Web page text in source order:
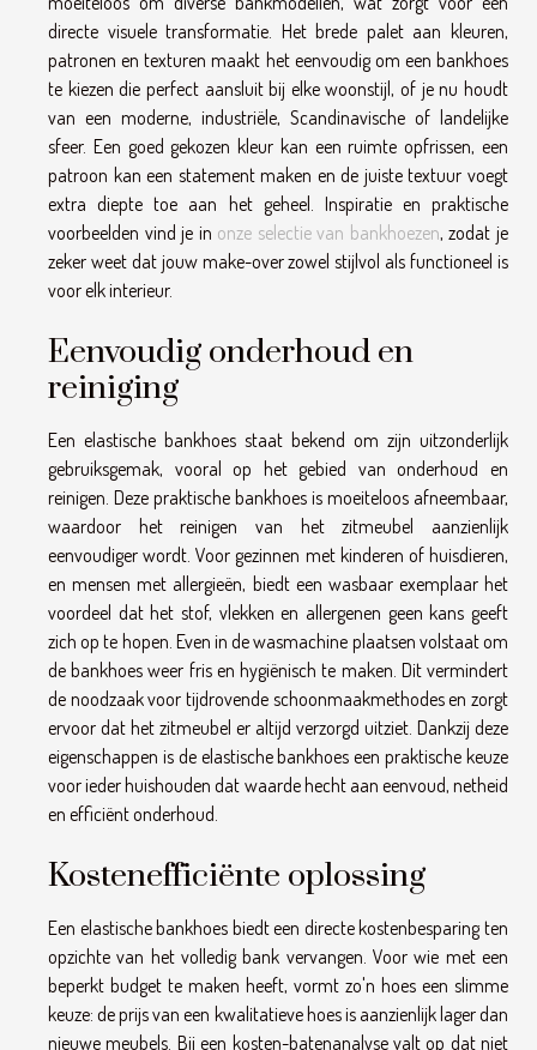
directe visuele transformatie. Het brede palet aan kleuren,
patronen en texturen maakt het eenvoudig om een bankhoes
te kiezen die perfect aansluit bij elke woonstijl, of je nu houdt
van een moderne, industriële, Scandinavische of landelijke
sfeer. Een goed gekozen kleur kan een ruimte opfrissen, een
patroon kan een statement maken en de juiste textuur voegt
extra diepte toe aan het geheel. Inspiratie en praktische
voorbeelden vind je in onze selectie van bankhoezen, zodat je
zeker weet dat jouw make-over zowel stijlvol als functioneel is
voor elk interieur.
Eenvoudig onderhoud en
reiniging
Een elastische bankhoes staat bekend om zijn uitzonderlijk
gebruiksgemak, vooral op het gebied van onderhoud en
reinigen. Deze praktische bankhoes is moeiteloos afneembaar,
waardoor het reinigen van het zitmeubel aanzienlijk
eenvoudiger wordt. Voor gezinnen met kinderen of huisdieren,
en mensen met allergieën, biedt een wasbaar exemplaar het
voordeel dat het stof, vlekken en allergenen geen kans geeft
zich op te hopen. Even in de wasmachine plaatsen volstaat om
de bankhoes weer fris en hygiënisch te maken. Dit vermindert
de noodzaak voor tijdrovende schoonmaakmethodes en zorgt
ervoor dat het zitmeubel er altijd verzorgd uitziet. Dankzij deze
eigenschappen is de elastische bankhoes een praktische keuze
voor ieder huishouden dat waarde hecht aan eenvoud, netheid
en efficiënt onderhoud.
Kostenefficiënte oplossing
Een elastische bankhoes biedt een directe kostenbesparing ten
opzichte van het volledig bank vervangen. Voor wie met een
beperkt budget te maken heeft, vormt zo'n hoes een slimme
keuze: de prijs van een kwalitatieve hoes is aanzienlijk lager dan
nieuwe meubels. Bij een kosten-batenanalyse valt op dat niet